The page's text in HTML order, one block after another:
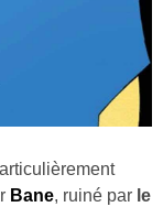
Bane, ruiné par le